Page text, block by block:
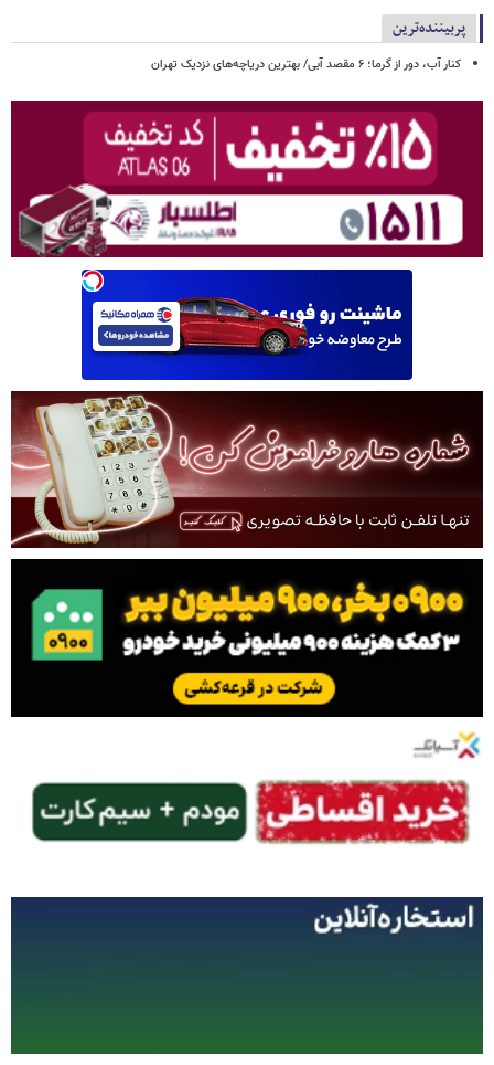
پربیننده‌ترین
کنار آب، دور از گرما؛ ۶ مقصد آبی/ بهترین دریاچه‌های نزدیک تهران